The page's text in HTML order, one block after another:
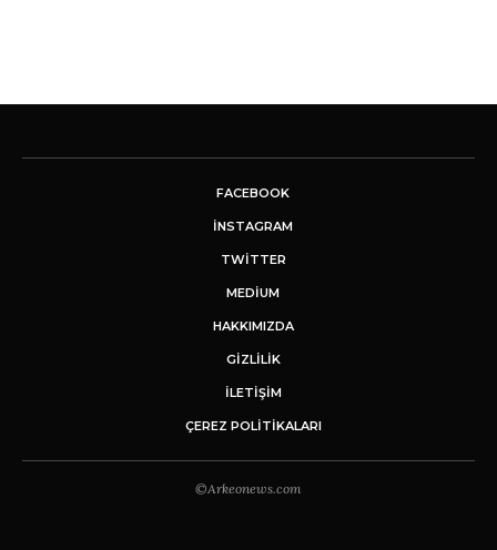
FACEBOOK
INSTAGRAM
TWITTER
MEDIUM
HAKKIMIZDA
GİZLİLİK
İLETIŞIM
ÇEREZ POLITIKALARI
©Arkeonews.com